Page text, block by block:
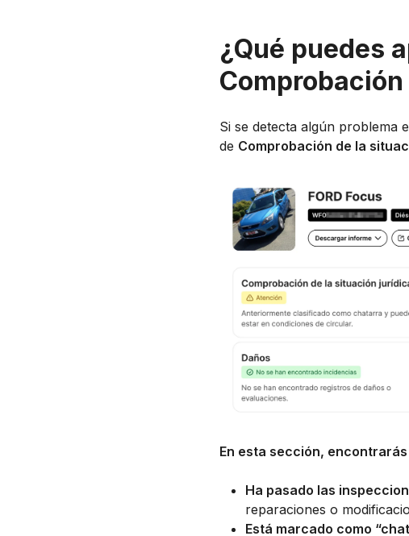
¿Qué puedes
Si se detecta algún problema
de Comprobación de la
En esta sección,
Ha pasado las
reparaciones o
Está marcado como